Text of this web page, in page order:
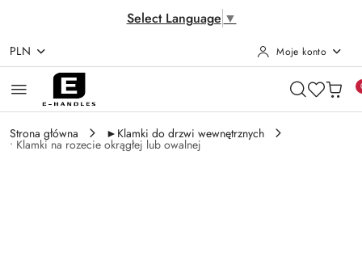
Select Language ▼
Przejdź do treści głównej
Przejdź do wyszukiwarki
Przejdź do moje konto
Przejdź do menu głównego
Przejdź do opisu produktu
Przejdź do stopki
PLN Moje konto
Strona główna ►Klamki do drzwi wewnętrznych
• Klamki na rozecie okrągłej lub owalnej